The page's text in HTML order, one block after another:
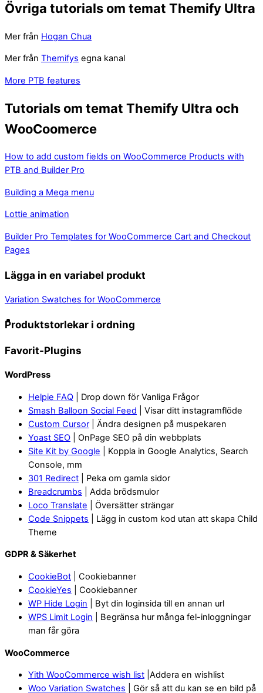
Övriga tutorials om temat Themify Ultra
Mer från Hogan Chua
Mer från Themifys egna kanal
More PTB features
Tutorials om temat Themify Ultra och
WooCoomerce
How to add custom fields on WooCommerce Products with
PTB and Builder Pro
Building a Mega menu
Lottie animation
Builder Pro Templates for WooCommerce Cart and Checkout
Pages
Lägga in en variabel produkt
Variation Swatches for WooCommerce
Produktstorlekar i ordning
Favorit-Plugins
WordPress
Helpie FAQ | Drop down för Vanliga Frågor
Smash Balloon Social Feed | Visar ditt instagramflöde
Custom Cursor | Ändra designen på muspekaren
Yoast SEO | OnPage SEO på din webbplats
Site Kit by Google | Koppla in Google Analytics, Search
Console, mm
301 Redirect | Peka om gamla sidor
Breadcrumbs | Adda brödsmulor
Loco Translate | Översätter strängar
Code Snippets | Lägg in custom kod utan att skapa Child
Theme
GDPR & Säkerhet
CookieBot | Cookiebanner
CookieYes | Cookiebanner
WP Hide Login | Byt din loginsida till en annan url
WPS Limit Login | Begränsa hur många fel-inloggningar
man får göra
WooCommerce
Yith WooCommerce wish list |Addera en wishlist
Woo Variation Swatches | Gör så att du kan se en bild på